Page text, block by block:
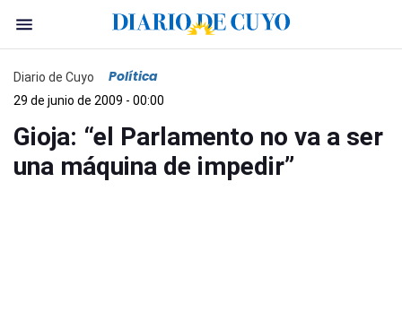
Diario de Cuyo Política
29 de junio de 2009 - 00:00
Gioja: “el Parlamento no va a ser
una máquina de impedir”